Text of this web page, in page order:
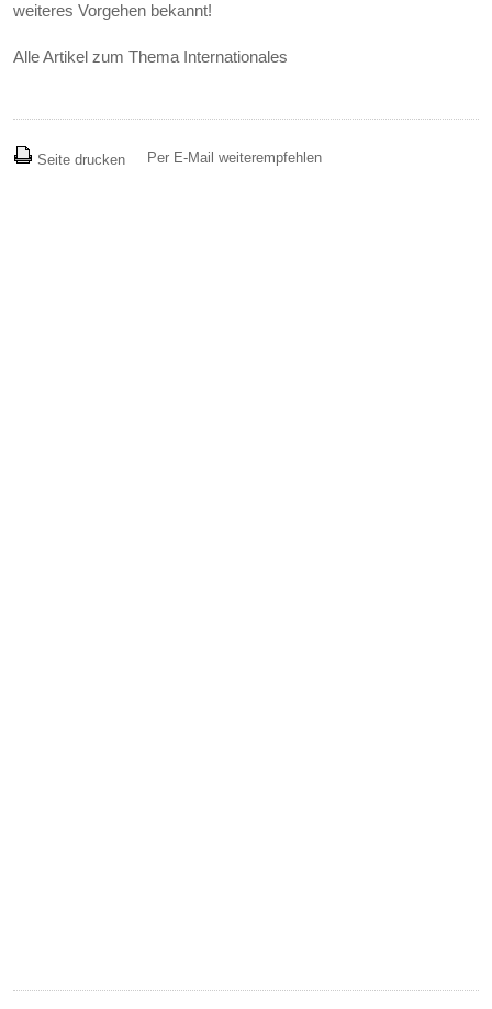
weiteres Vorgehen bekannt!
Alle Artikel zum Thema Internationales
Seite drucken Per E-Mail weiterempfehlen